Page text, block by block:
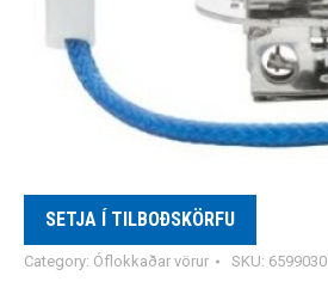
SETJA Í TILBOÐSKÖRFU
Category: Óflokkaðar vörur SKU: 6599030